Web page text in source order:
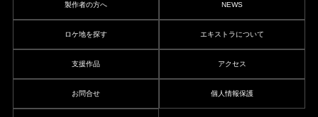
製作者の方へ NEWS
ロケ地を探す エキストラについて
支援作品 アクセス
お問合せ 個人情報保護